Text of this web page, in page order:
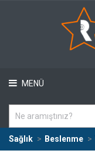
MENÜ
Sağlık Beslenme